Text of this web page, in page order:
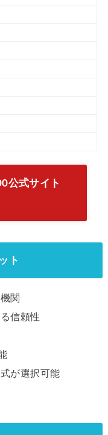
公式サイト
ト
関
信頼性
が選択可能